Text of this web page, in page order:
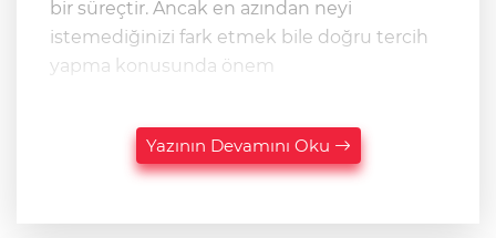
bir süreçtir. Ancak en azından neyi
istemediğinizi fark etmek bile doğru tercih
yapma konusunda önem
Yazının Devamını Oku